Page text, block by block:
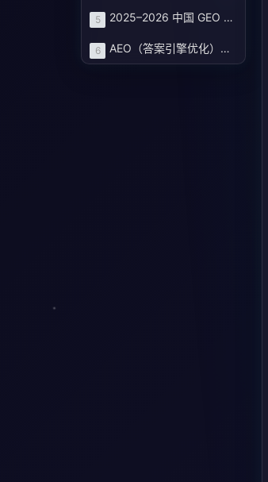
5 2025–2026 中国 GEO 服务商图谱：七大厂商评分榜与企业选型路线
6 AEO（答案引擎优化）白皮书 · 2025